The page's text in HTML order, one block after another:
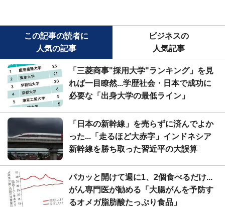
この記事の読者に
人気の記事
ビジネスの
人気記事
「三菱商事"採用大学"ランキング」を見
れば一目瞭然...学歴社会・日本で成功に
必要な「出身大学の最低ライン」
「日本の新幹線」を売らずに済んでよか
った...「走るほど大赤字」インドネシア
新幹線を勝ち取った習近平の大誤算
パカッと開けて週に1、2個食べるだけ...
がん専門医が勧める「大腸がんを予防す
るオメガ脂肪酸たっぷり食品」